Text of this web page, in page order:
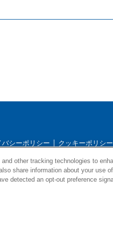
バシーポリシー クッキーポリシー
ストアご利用規約 配送
other tracking technologies to
share information about your use
detected an opt-out preference